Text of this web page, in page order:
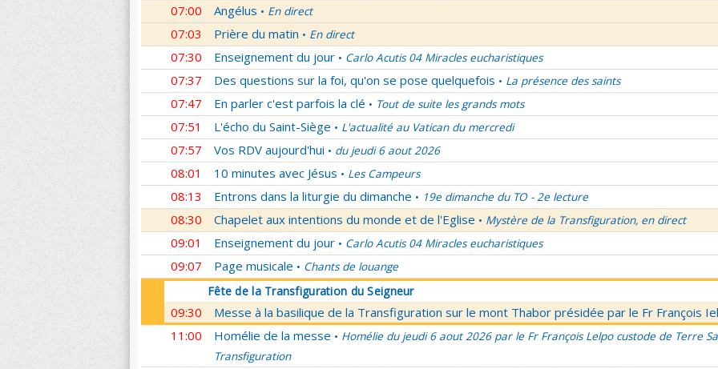
07:00 Angélus • En direct
07:03 Prière du matin • En direct
07:30 Enseignement du jour • Carlo Acutis 04 Miracles eucharistiques
07:37 Des questions sur la foi, qu'on se pose quelquefois • La présence des saints
07:47 En parler c'est parfois la clé • Tout de suite les grands mots
07:51 L'écho du Saint-Siège • L'actualité au Vatican du mercredi
07:57 Vos RDV aujourd'hui • du jeudi 6 aout 2026
08:01 10 minutes avec Jésus • Les Campeurs
08:13 Entrons dans la liturgie du dimanche • 19e dimanche du TO - 2e lecture
08:30 Chapelet aux intentions du monde et de l'Eglise • Mystère de la Transfiguration, en direct
09:01 Enseignement du jour • Carlo Acutis 04 Miracles eucharistiques
09:07 Page musicale • Chants de louange
Fête de la Transfiguration du Seigneur
09:30
Messe à la basilique de la Transfiguration sur le mont Thabor présidée par le Fr François
11:00
Homélie de la messe • Homélie du jeudi 6 aout 2026 par le Fr François Lelpo custode de Terre
Transfiguration